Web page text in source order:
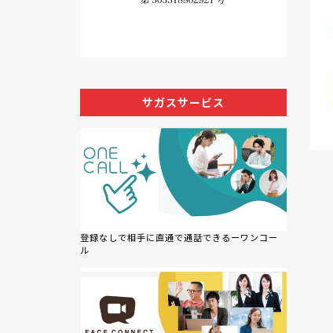
サガスサービス
登録なしで相手に直通で通話できるーワンコー
ル